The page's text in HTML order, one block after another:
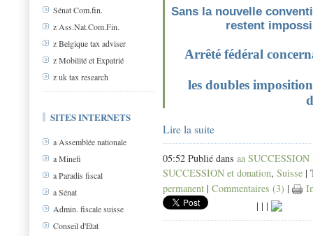
Sénat Com.fin.
z Ass.Nat.Com.Fin.
z Belgique tax adviser
z Mobilité et Expatrié
z uk tax research
SITES INTERNETS
a Assemblée nationale
a Minefi
a Paradis fiscal
a Sénat
Admin. fiscale suisse
Conseil d'Etat
Sans la nouvelle
restent
Arrêté fédéral
les doubles
Lire la suite
05:52 Publié dans aa SUCCESSION
SUCCESSION et donation, Suisse |
permanent | Commentaires (3) |
| | |